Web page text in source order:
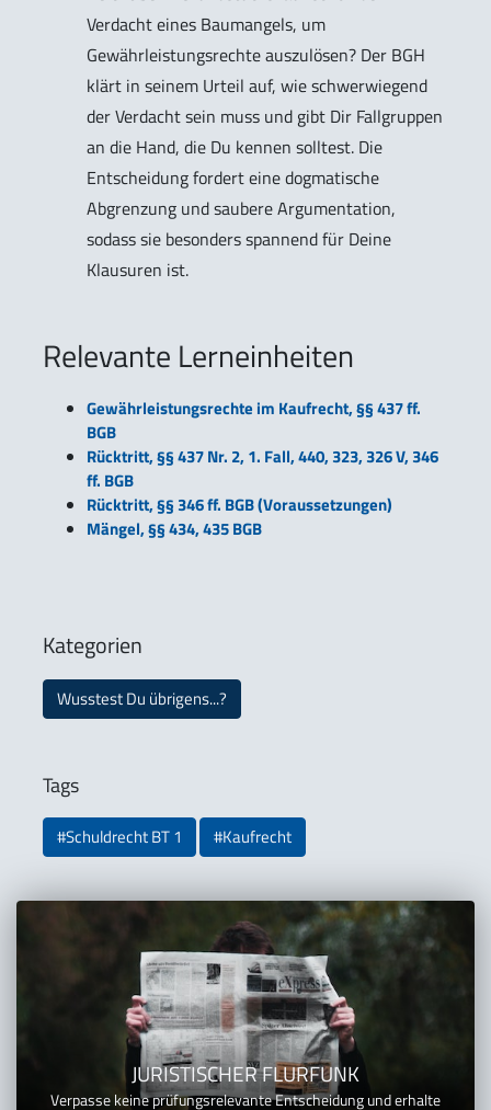
Verdacht eines Baumangels, um
Gewährleistungsrechte auszulösen? Der BGH
klärt in seinem Urteil auf, wie schwerwiegend
der Verdacht sein muss und gibt Dir Fallgruppen
an die Hand, die Du kennen solltest. Die
Entscheidung fordert eine dogmatische
Abgrenzung und saubere Argumentation,
sodass sie besonders spannend für Deine
Klausuren ist.
Relevante Lerneinheiten
Gewährleistungsrechte im Kaufrecht, §§ 437 ff.
BGB
Rücktritt, §§ 437 Nr. 2, 1. Fall, 440, 323, 326 V, 346
ff. BGB
Rücktritt, §§ 346 ff. BGB (Voraussetzungen)
Mängel, §§ 434, 435 BGB
Kategorien
Wusstest Du übrigens...?
Tags
#Schuldrecht BT 1 #Kaufrecht
JURISTISCHER FLURFUNK
Verpasse keine prüfungsrelevante Entscheidung und erhalte